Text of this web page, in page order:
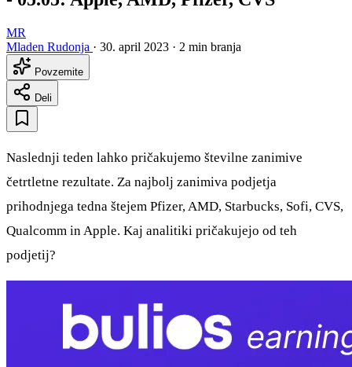
MR
Mladen Rudonja · 30. april 2023 · 2 min branja
Povzemite
Deli
Naslednji teden lahko pričakujemo številne zanimive
četrtletne rezultate. Za najbolj zanimiva podjetja
prihodnjega tedna štejem Pfizer, AMD, Starbucks, Sofi, CVS,
Qualcomm in Apple. Kaj analitiki pričakujejo od teh
podjetij?